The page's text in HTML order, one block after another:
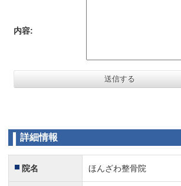
内容:
詳細情報
院名 ほんざわ整骨院